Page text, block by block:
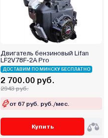
Двигатель бензиновый Lifan
LF2V78F-2А Pro
ДОСТАВИМ ПО МИНСКУ БЕСПЛАТНО
2 700.00 руб.
2943 руб.
от 67 руб. руб./мес.
Купить